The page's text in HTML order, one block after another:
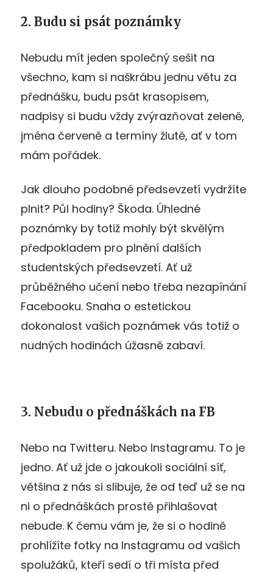
2. Budu si psát poznámky
Nebudu mít jeden společný sešit na
všechno, kam si naškrábu jednu větu za
přednášku, budu psát krasopisem,
nadpisy si budu vždy zvýrazňovat zeleně,
jména červeně a termíny žlutě, ať v tom
mám pořádek.
Jak dlouho podobné předsevzetí vydržíte
plnit? Půl hodiny? Škoda. Úhledné
poznámky by totiž mohly být skvělým
předpokladem pro plnění dalších
studentských předsevzetí. Ať už
průběžného učení nebo třeba nezapínání
Facebooku. Snaha o estetickou
dokonalost vašich poznámek vás totiž o
nudných hodinách úžasně zabaví.
3. Nebudu o přednáškách na FB
Nebo na Twitteru. Nebo Instagramu. To je
jedno. Ať už jde o jakoukoli sociální síť,
většina z nás si slibuje, že od teď už se na
ni o přednáškách prostě přihlašovat
nebude. K čemu vám je, že si o hodině
prohlížíte fotky na Instagramu od vašich
spolužáků, kteří sedí o tři místa před